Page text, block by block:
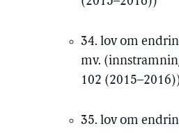
34. lov om
mv.
102
35. lov om